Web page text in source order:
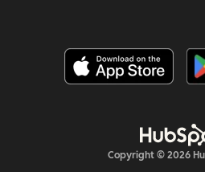
Copyright © 2026